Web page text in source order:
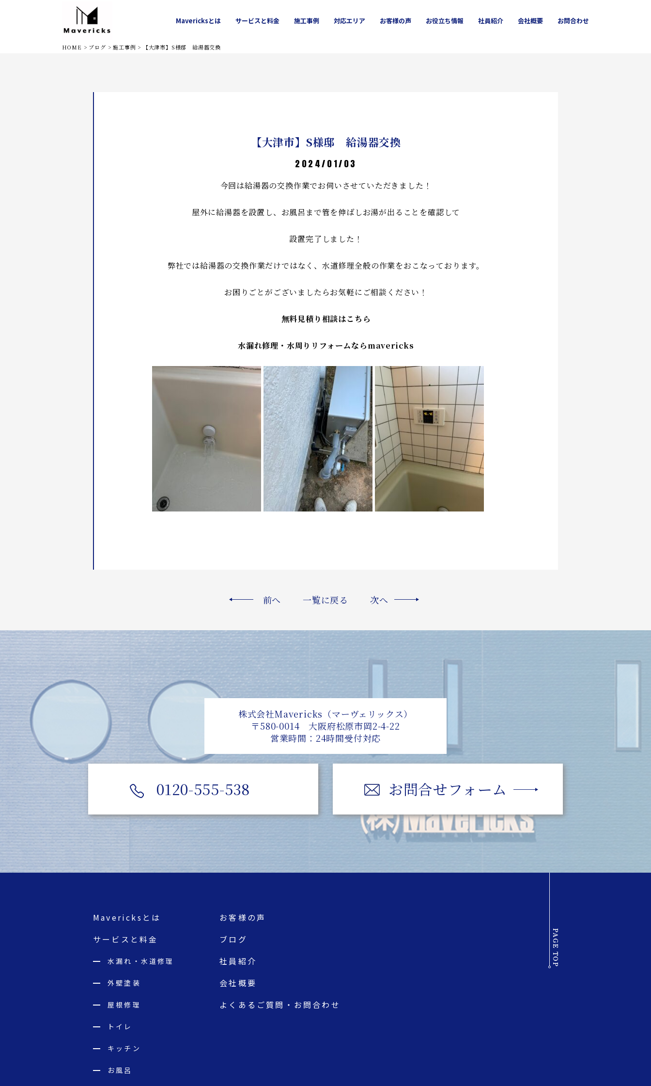
Mavericksとは サービスと料金 施工事例 対応エリア お客様の声 お役立ち情報 社員紹介 会社概要 お問合わせ
HOME > ブログ >施工事例 > 【大津市】S様邸 給湯器交換
【大津市】S様邸 給湯器交換
2024/01/03
今回は給湯器の交換作業でお伺いさせていただきました！
屋外に給湯器を設置し、お風呂まで管を伸ばしお湯が出ることを確認して
設置完了しました！
弊社では給湯器の交換作業だけではなく、水道修理全般の作業をおこなっております。
お困りごとがございましたらお気軽にご相談ください！
無料見積り相談はこちら
水漏れ修理・水周りリフォームならmavericks
前へ 一覧に戻る 次へ
株式会社Mavericks（マーヴェリックス）
〒580-0014 大阪府松原市岡2-4-22
営業時間：24時間受付対応
0120-555-538 お問合せフォーム
Mavericksとは
サービスと料金
水漏れ・水道修理
外壁塗装
屋根修理
トイレ
キッチン
お風呂
お客様の声
ブログ
社員紹介
会社概要
よくあるご質問・お問合わせ